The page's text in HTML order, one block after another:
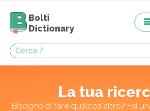
Bolti
Dictionary
La tua
Bisogno di fare qualcos'altro? Fai